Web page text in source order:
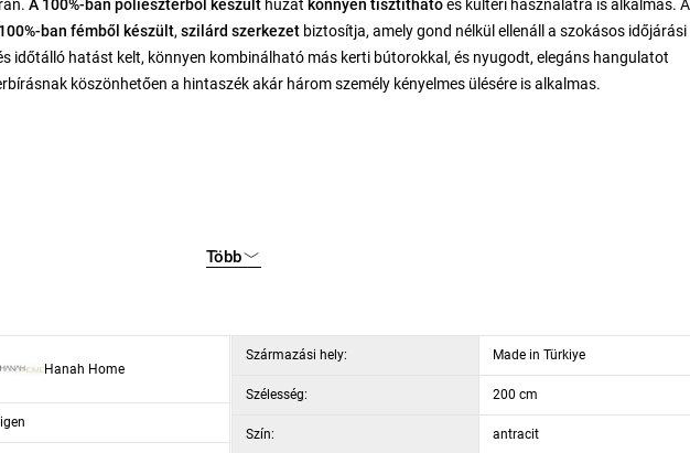
A 100%-ban poliészterből készült huzat könnyen tisztíthatóés kültéri használatra is alkalmas. A
ban fémből készült, szilárd szerkezet biztosítja, amely gond nélkül ellenáll a szokásos időjárási
időtálló hatást kelt, könnyen kombinálható más kerti bútorokkal, és nyugodt, elegáns hangulatot
köszönhetően a hintaszék akár három személy kényelmes ülésére is alkalmas.
50 cm
magasság 165 cm, mélység 110 cm
Több
Hanah Home
igen
Származási hely: Made in Türkiye
Szélesség: 200 cm
Szín: antracit